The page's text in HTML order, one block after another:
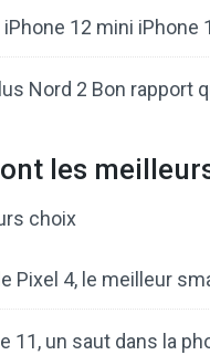
iPhone 12 mini iPhone
Nord 2 Bon rapport
les
choix
Pixel 4, le meilleur
11, un saut dans la